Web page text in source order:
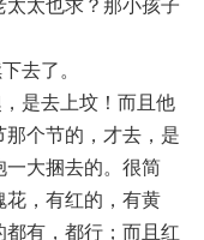
去了。
是去上坟！而且他
个节的，才去，是
大捆去的。很简
，有红的，有黄
有，都行；而且红